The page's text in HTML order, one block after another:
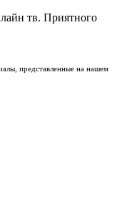
тв. Приятного
представленные на нашем